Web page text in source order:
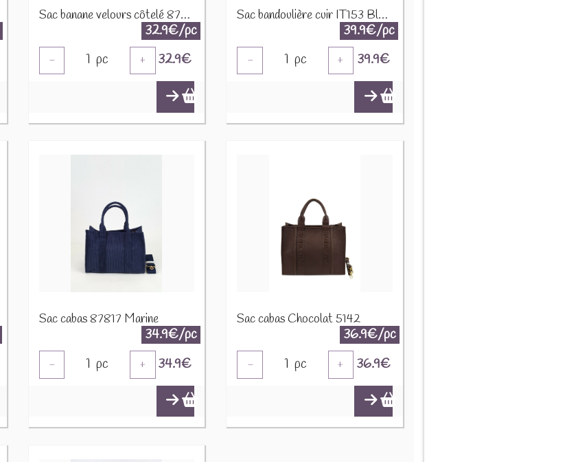
Sac banane velours côtelé 87782-2 Marine
32.9€/pc
- 1 pc + 32.9€
Sac bandoulière cuir IT153 Bleu ciel
39.9€/pc
- 1 pc + 39.9€
Sac cabas 87817 Marine
34.9€/pc
- 1 pc + 34.9€
Sac cabas Chocolat 5142
36.9€/pc
- 1 pc + 36.9€